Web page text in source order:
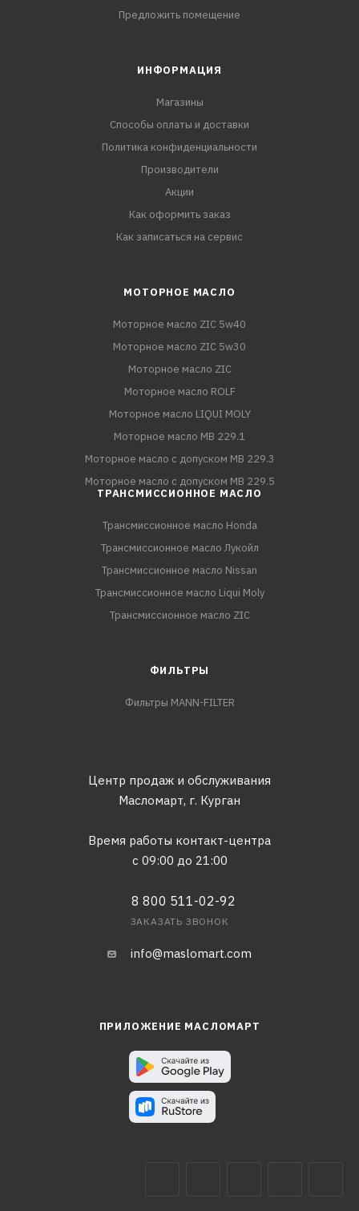
Предложить помещение
ИНФОРМАЦИЯ
Магазины
Способы оплаты и доставки
Политика конфиденциальности
Производители
Акции
Как оформить заказ
Как записаться на сервис
МОТОРНОЕ МАСЛО
Моторное масло ZIC 5w40
Моторное масло ZIC 5w30
Моторное масло ZIC
Моторное масло ROLF
Моторное масло LIQUI MOLY
Моторное масло MB 229.1
Моторное масло с допуском MB 229.3
Моторное масло с допуском MB 229.5
ТРАНСМИССИОННОЕ МАСЛО
Трансмиссионное масло Honda
Трансмиссионное масло Лукойл
Трансмиссионное масло Nissan
Трансмиссионное масло Liqui Moly
Трансмиссионное масло ZIC
ФИЛЬТРЫ
Фильтры MANN-FILTER
Центр продаж и обслуживания
Масломарт, г. Курган
Время работы контакт-центра
с 09:00 до 21:00
8 800 511-02-92
ЗАКАЗАТЬ ЗВОНОК
info@maslomart.com
ПРИЛОЖЕНИЕ МАСЛОМАРТ